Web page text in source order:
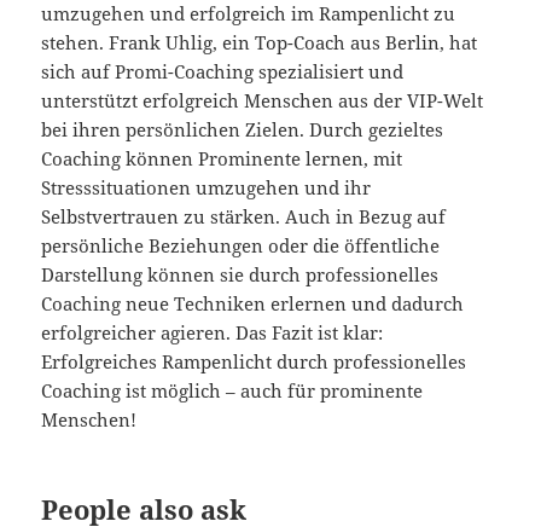
umzugehen und erfolgreich im Rampenlicht zu
stehen. Frank Uhlig, ein Top-Coach aus Berlin, hat
sich auf Promi-Coaching spezialisiert und
unterstützt erfolgreich Menschen aus der VIP-Welt
bei ihren persönlichen Zielen. Durch gezieltes
Coaching können Prominente lernen, mit
Stresssituationen umzugehen und ihr
Selbstvertrauen zu stärken. Auch in Bezug auf
persönliche Beziehungen oder die öffentliche
Darstellung können sie durch professionelles
Coaching neue Techniken erlernen und dadurch
erfolgreicher agieren. Das Fazit ist klar:
Erfolgreiches Rampenlicht durch professionelles
Coaching ist möglich – auch für prominente
Menschen!
People also ask